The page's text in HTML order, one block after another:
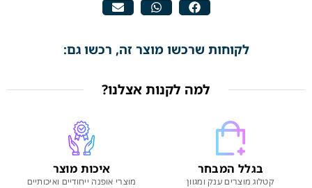
לקוחות שרכשו מוצר זה, רכשו גם:
למה לקנות אצלנו?
בגלל המבחר
קטלוג מוצרים ענק ומגוון
איכות מוצר
מוצרי אופנה ייחודיים ואיכותיים